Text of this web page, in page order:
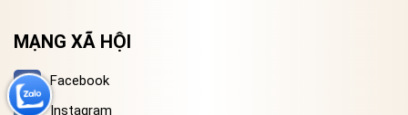
MẠNG XÃ HỘI
Facebook
Instagram